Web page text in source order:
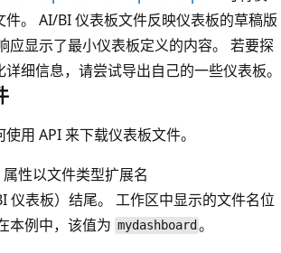
。 AI/BI 仪表板文件反映仪表板的草稿版
应显示了最小仪表板定义的内容。 若要探
细信息，请尝试导出自己的一些仪表板。
用 API 来下载仪表板文件。
属性以文件类型扩展名
仪表板）结尾。 工作区中显示的文件名位
本例中，该值为 mydashboard 。